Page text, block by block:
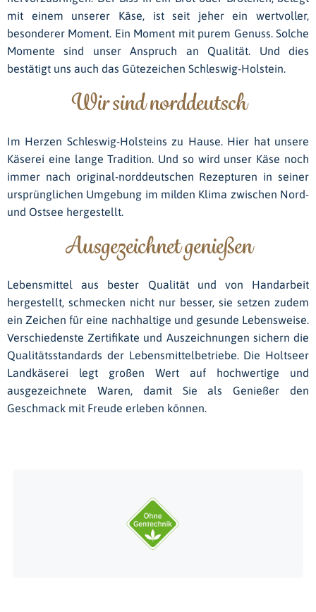
mit einem unserer Käse, ist seit jeher ein wertvoller,
besonderer Moment. Ein Moment mit purem Genuss. Solche
Momente sind unser Anspruch an Qualität. Und dies
bestätigt uns auch das Gütezeichen Schleswig-Holstein.
Wir sind norddeutsch
Im Herzen Schleswig-Holsteins zu Hause. Hier hat unsere
Käserei eine lange Tradition. Und so wird unser Käse noch
immer nach original-norddeutschen Rezepturen in seiner
ursprünglichen Umgebung im milden Klima zwischen Nord-
und Ostsee hergestellt.
Ausgezeichnet genießen
Lebensmittel aus bester Qualität und von Handarbeit
hergestellt, schmecken nicht nur besser, sie setzen zudem
ein Zeichen für eine nachhaltige und gesunde Lebensweise.
Verschiedenste Zertifikate und Auszeichnungen sichern die
Qualitätsstandards der Lebensmittelbetriebe. Die Holtseer
Landkäserei legt großen Wert auf hochwertige und
ausgezeichnete Waren, damit Sie als Genießer den
Geschmack mit Freude erleben können.